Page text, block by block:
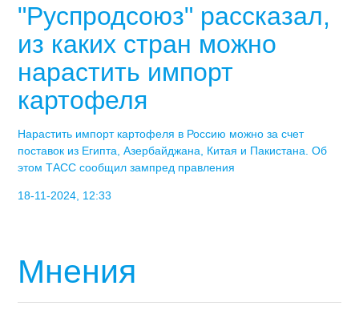
"Руспродсоюз" рассказал,
из каких стран можно
нарастить импорт
картофеля
Нарастить импорт картофеля в Россию можно за счет
поставок из Египта, Азербайджана, Китая и Пакистана. Об
этом ТАСС сообщил зампред правления
18-11-2024, 12:33
Мнения